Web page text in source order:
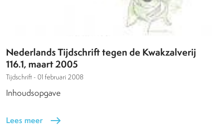
Nederlands Tijdschrift tegen de Kwakzalverij
116.1, maart 2005
Tijdschrift - 01 februari 2008
Inhoudsopgave
Lees meer east